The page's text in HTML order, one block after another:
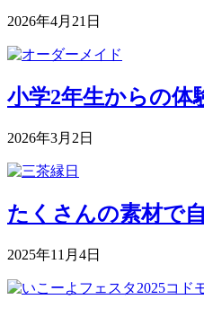
2026年4月21日
小学2年生からの体
2026年3月2日
たくさんの素材で
2025年11月4日